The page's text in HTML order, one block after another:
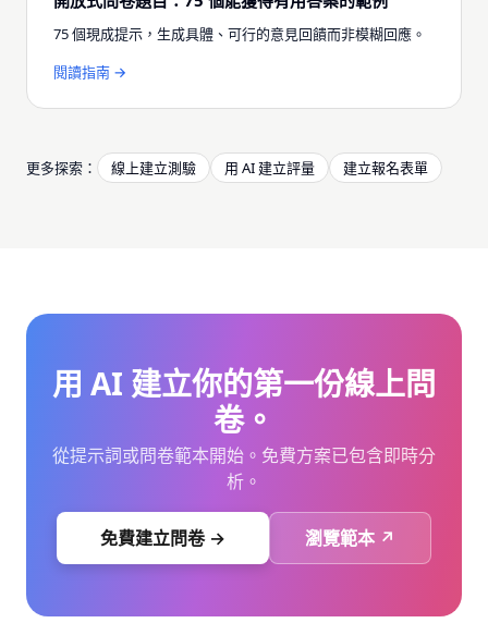
75 個現成提示，生成具體、可行的意見回饋而非模糊回應。
閱讀指南 →
更多探索： 線上建立測驗 用 AI 建立評量 建立報名表單
用 AI 建立你的第一份線上問
卷。
從提示詞或問卷範本開始。免費方案已包含即時分
析。
免費建立問卷 → 瀏覽範本 ↗